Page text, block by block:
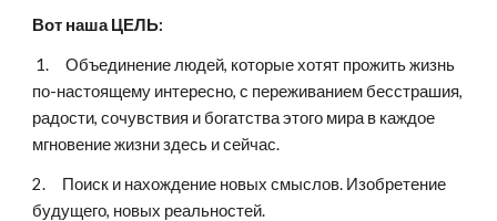
Вот наша ЦЕЛЬ:
по-настоящему интересно, с переживанием бесстрашия,
радости, сочувствия и богатства этого мира в каждое
мгновение жизни здесь и сейчас.
2.     Поиск и нахождение новых смыслов. Изобретение
будущего, новых реальностей.